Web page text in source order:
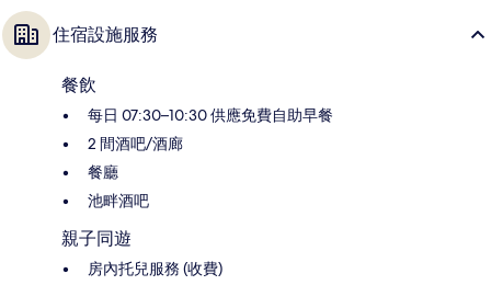
住宿設施服務
餐飲
每日 07:30–10:30 供應免費自助早餐
2 間酒吧/酒廊
餐廳
池畔酒吧
親子同遊
房內托兒服務 (收費)